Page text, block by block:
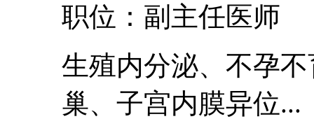
职位：副主任医师
生殖内分泌、不孕
巢、子宫内膜异位...